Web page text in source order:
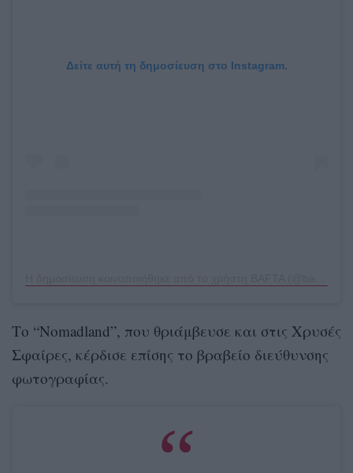
Δείτε αυτή τη δημοσίευση στο Instagram.
Το “Nomadland”, που θριάμβευσε και στις Χρυσές
Σφαίρες, κέρδισε επίσης το βραβείο διεύθυνσης
φωτογραφίας.